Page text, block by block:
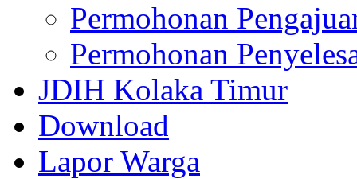
Permohonan
Permohonan
JDIH Kolaka Timur
Download
Lapor Warga